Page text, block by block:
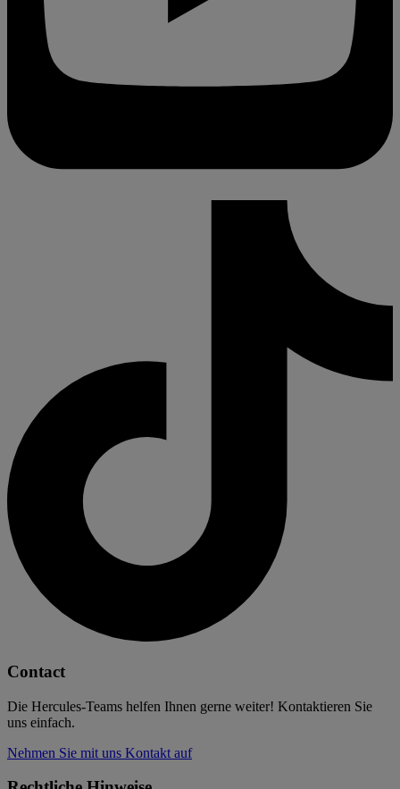
Contact
Die Hercules-Teams helfen Ihnen gerne weiter! Kontaktieren Sie
uns einfach.
Nehmen Sie mit uns Kontakt auf